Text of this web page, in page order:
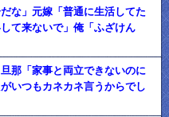
な」元嫁「普通に生活してた
て来ないで」俺「ふざけん
那「家事と両立できないのに
いつもカネカネ言うからでし